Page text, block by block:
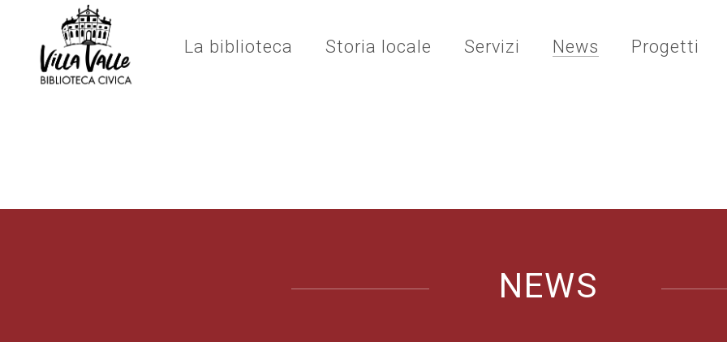
La biblioteca Storia locale Servizi News Progetti
NEWS